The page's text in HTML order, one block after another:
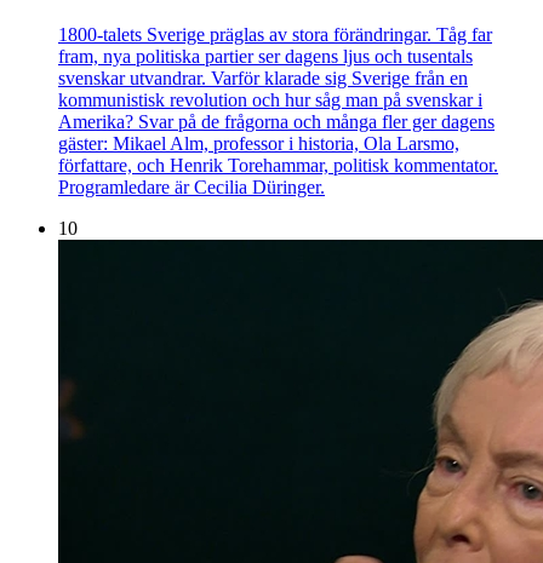
1800-talets Sverige präglas av stora förändringar. Tåg far
fram, nya politiska partier ser dagens ljus och tusentals
svenskar utvandrar. Varför klarade sig Sverige från en
kommunistisk revolution och hur såg man på svenskar i
Amerika? Svar på de frågorna och många fler ger dagens
gäster: Mikael Alm, professor i historia, Ola Larsmo,
författare, och Henrik Torehammar, politisk kommentator.
Programledare är Cecilia Düringer.
10